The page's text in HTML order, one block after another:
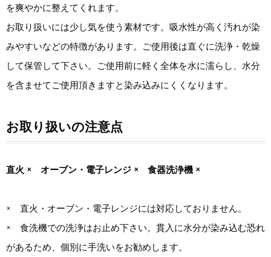
を爽やかに整えてくれます。
お取り扱いには少し気を使う素材です。吸水性が高く汚れが染
みやすいなどの特徴があります。ご使用後は直ぐに洗浄・乾燥
して保管して下さい。ご使用前に軽く全体を水に濡らし、水分
を含ませてご使用頂きますと染み込みにくくなります。
お取り扱いの注意点
直火 × オーブン・電子レンジ × 食器洗浄機 ×
× 直火・オーブン・電子レンジには対応しておりません。
× 食洗機での洗浄はお止め下さい。貫入に水分が染み込む恐れ
があるため、個別に手洗いをお勧めします。